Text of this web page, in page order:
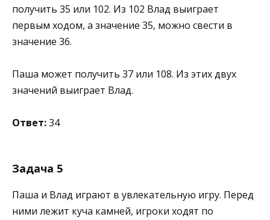
получить 35 или 102. Из 102 Влад выиграет
первым ходом, а значение 35, можно свести в
значение 36.
Паша может получить 37 или 108. Из этих двух
значений выиграет Влад.
Ответ:34
Задача 5
Паша и Влад играют в увлекательную игру. Перед
ними лежит куча камней, игроки ходят по